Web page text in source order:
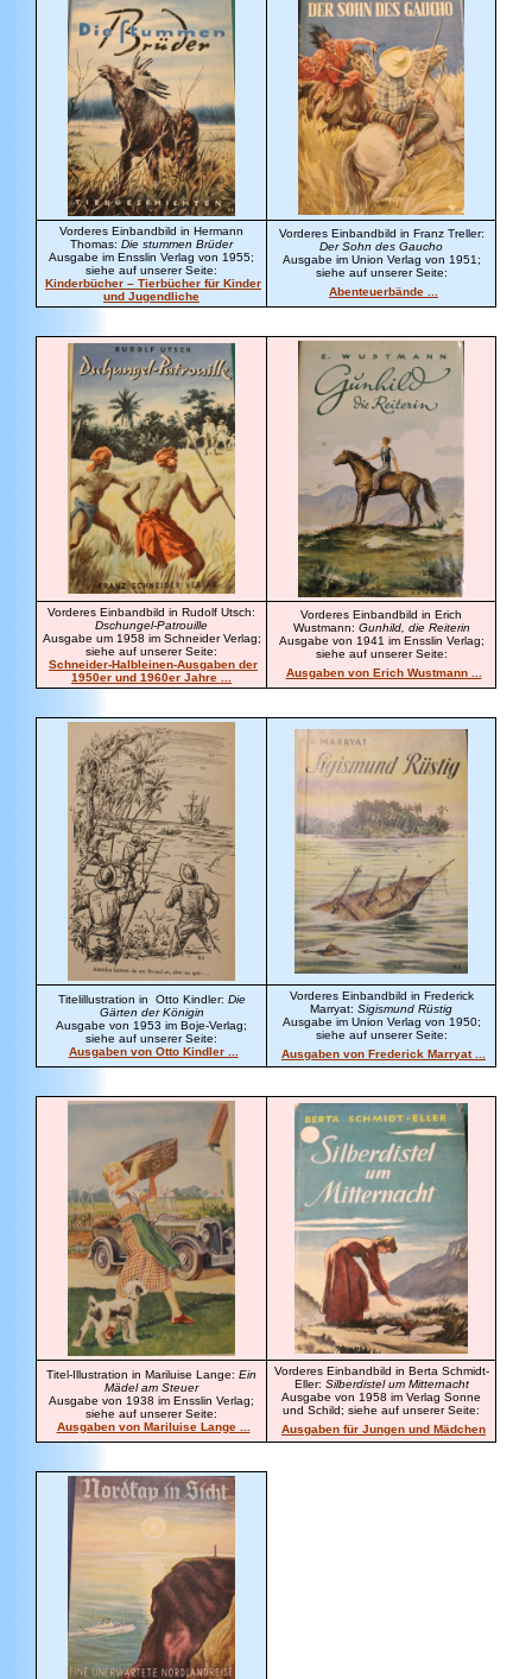
Vorderes Einbandbild in Hermann
Thomas: Die stummen Brüder
Ausgabe im Ensslin Verlag von 1955;
siehe auf unserer Seite:
Kinderbücher – Tierbücher für Kinder
und Jugendliche
Vorderes Einbandbild in Franz Treller:
Der Sohn des Gaucho
Ausgabe im Union Verlag von 1951;
siehe auf unserer Seite:
Abenteuerbände ...
Vorderes Einbandbild in Rudolf Utsch:
Dschungel-Patrouille
Ausgabe um 1958 im Schneider Verlag;
siehe auf unserer Seite:
Schneider-Halbleinen-Ausgaben der
1950er und 1960er Jahre ...
Vorderes Einbandbild in Erich
Wustmann: Gunhild, die Reiterin
Ausgabe von 1941 im Ensslin Verlag;
siehe auf unserer Seite:
Ausgaben von Erich Wustmann ...
Titelillustration in Otto Kindler: Die
Gärten der Königin
Ausgabe von 1953 im Boje-Verlag;
siehe auf unserer Seite:
Ausgaben von Otto Kindler ...
Vorderes Einbandbild in Frederick
Marryat: Sigismund Rüstig
Ausgabe im Union Verlag von 1950;
siehe auf unserer Seite:
Ausgaben von Frederick Marryat ...
Titel-Illustration in Mariluise Lange: Ein
Mädel am Steuer
Ausgabe von 1938 im Ensslin Verlag;
siehe auf unserer Seite:
Ausgaben von Mariluise Lange ...
Vorderes Einbandbild in Berta Schmidt-
Eller: Silberdistel um Mitternacht
Ausgabe von 1958 im Verlag Sonne
und Schild; siehe auf unserer Seite:
Ausgaben für Jungen und Mädchen